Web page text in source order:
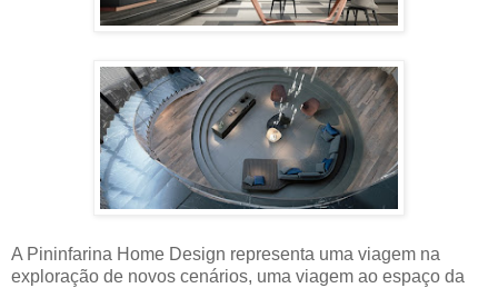
A Pininfarina Home Design representa uma viagem na
exploração de novos cenários, uma viagem ao espaço da